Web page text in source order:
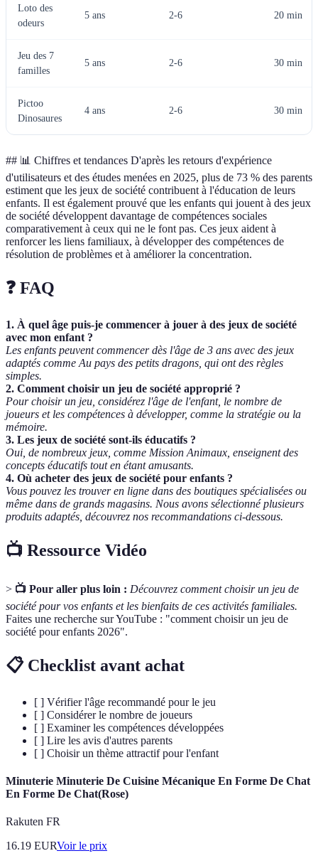
Loto des
odeurs
5 ans 2-6 20 min
Jeu des 7
familles
5 ans 2-6 30 min
Pictoo
Dinosaures
4 ans 2-6 30 min
## 📊 Chiffres et tendances D'après les retours d'expérience
d'utilisateurs et des études menées en 2025, plus de 73 % des parents
estiment que les jeux de société contribuent à l'éducation de leurs
enfants. Il est également prouvé que les enfants qui jouent à des jeux
de société développent davantage de compétences sociales
comparativement à ceux qui ne le font pas. Ces jeux aident à
renforcer les liens familiaux, à développer des compétences de
résolution de problèmes et à améliorer la concentration.
❓ FAQ
1. À quel âge puis-je commencer à jouer à des jeux de société
avec mon enfant ?
Les enfants peuvent commencer dès l'âge de 3 ans avec des jeux
adaptés comme Au pays des petits dragons, qui ont des règles
simples.
2. Comment choisir un jeu de société approprié ?
Pour choisir un jeu, considérez l'âge de l'enfant, le nombre de
joueurs et les compétences à développer, comme la stratégie ou la
mémoire.
3. Les jeux de société sont-ils éducatifs ?
Oui, de nombreux jeux, comme Mission Animaux, enseignent des
concepts éducatifs tout en étant amusants.
4. Où acheter des jeux de société pour enfants ?
Vous pouvez les trouver en ligne dans des boutiques spécialisées ou
même dans de grands magasins. Nous avons sélectionné plusieurs
produits adaptés, découvrez nos recommandations ci-dessous.
📺 Ressource Vidéo
> 📺 Pour aller plus loin : Découvrez comment choisir un jeu de
société pour vos enfants et les bienfaits de ces activités familiales.
Faites une recherche sur YouTube : "comment choisir un jeu de
société pour enfants 2026".
📋 Checklist avant achat
[ ] Vérifier l'âge recommandé pour le jeu
[ ] Considérer le nombre de joueurs
[ ] Examiner les compétences développées
[ ] Lire les avis d'autres parents
[ ] Choisir un thème attractif pour l'enfant
Minuterie Minuterie De Cuisine Mécanique En Forme De Chat
En Forme De Chat(Rose)
Rakuten FR
16.19 EURVoir le prix